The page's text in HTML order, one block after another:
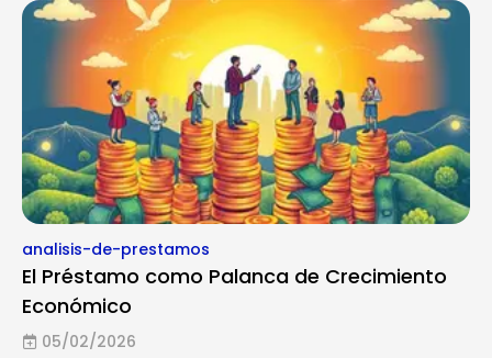
analisis-de-prestamos
El Préstamo como Palanca de Crecimiento
Económico
05/02/2026